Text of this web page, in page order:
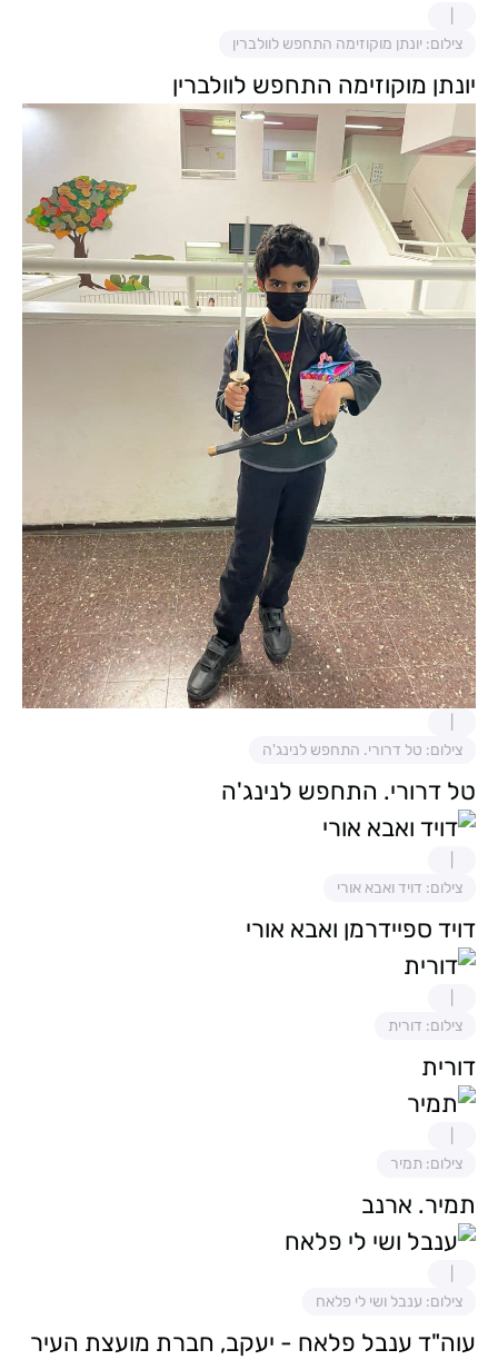
צילום: יונתן מוקוזימה התחפש לוולברין
יונתן מוקוזימה התחפש לוולברין
צילום: טל דרורי. התחפש לנינג'ה
טל דרורי. התחפש לנינג'ה
צילום: דויד ואבא אורי
דויד ספיידרמן ואבא אורי
צילום: דורית
דורית
צילום: תמיר
תמיר. ארנב
צילום: ענבל ושי לי פלאח
עוה"ד ענבל פלאח - יעקב, חברת מועצת העיר